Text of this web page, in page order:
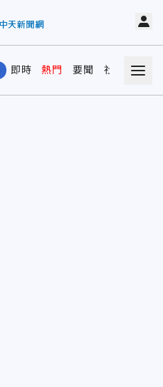
即時 熱門 要聞 社會 娛樂